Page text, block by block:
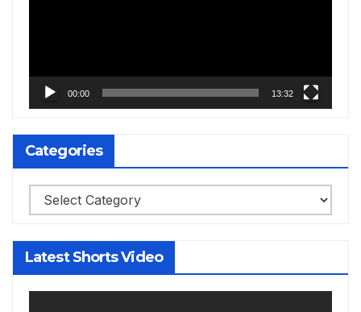
00:00 13:32
Categories
Categories
Latest Shorts Video